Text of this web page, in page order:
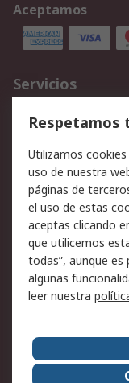
Aceptamos
Servicios
Cómo realizar
Facturación y
Ofertas
Legal
Aviso legal
Política sobre
Certificaciones
Acerca de RS
Respetamos
Utilizamos
uso de nuestra
páginas de
el uso de estas
aceptas clicando
que utilicemos
todas”, aunque
algunas
leer nuestra